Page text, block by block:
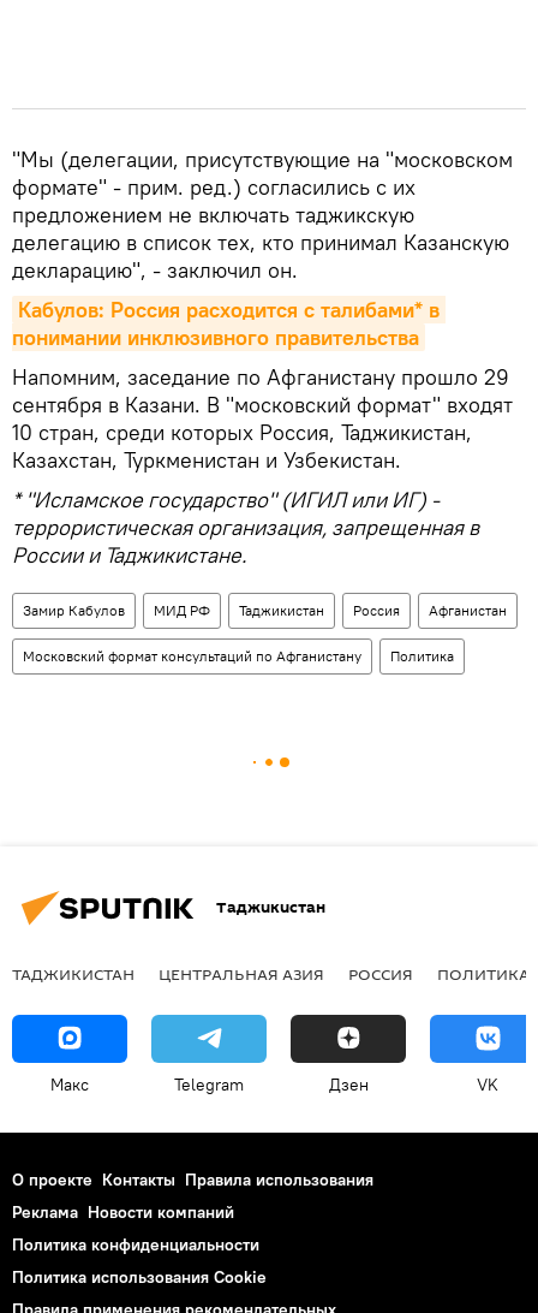
"Мы (делегации, присутствующие на "московском
формате" - прим. ред.) согласились с их
предложением не включать таджикскую
делегацию в список тех, кто принимал Казанскую
декларацию", - заключил он.
Кабулов: Россия расходится с талибами* в
понимании инклюзивного правительства
Напомним, заседание по Афганистану прошло 29
сентября в Казани. В "московский формат" входят
10 стран, среди которых Россия, Таджикистан,
Казахстан, Туркменистан и Узбекистан.
* "Исламское государство" (ИГИЛ или ИГ) -
террористическая организация, запрещенная в
России и Таджикистане.
Замир Кабулов МИД РФ Таджикистан Россия Афганистан
Московский формат консультаций по Афганистану Политика
Таджикистан
ТАДЖИКИСТАН ЦЕНТРАЛЬНАЯ АЗИЯ РОССИЯ ПОЛИТИКА
Макс Telegram Дзен VK
О проекте Контакты Правила использования
Реклама Новости компаний
Политика конфиденциальности
Политика использования Cookie